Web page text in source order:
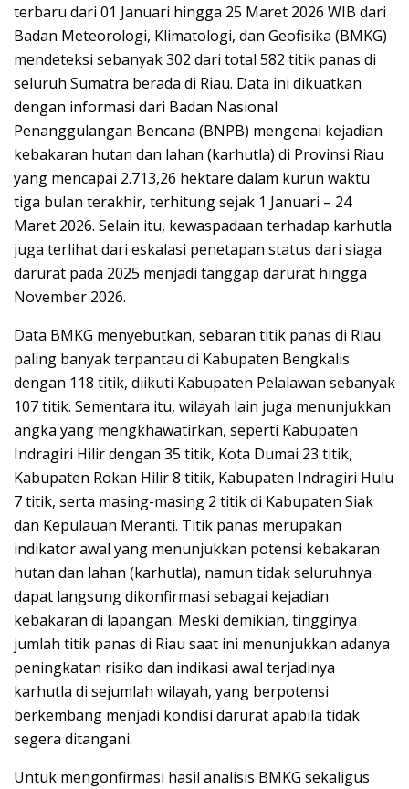
terbaru dari 01 Januari hingga 25 Maret 2026 WIB dari
Badan Meteorologi, Klimatologi, dan Geofisika (BMKG)
mendeteksi sebanyak 302 dari total 582 titik panas di
seluruh Sumatra berada di Riau. Data ini dikuatkan
dengan informasi dari Badan Nasional
Penanggulangan Bencana (BNPB) mengenai kejadian
kebakaran hutan dan lahan (karhutla) di Provinsi Riau
yang mencapai 2.713,26 hektare dalam kurun waktu
tiga bulan terakhir, terhitung sejak 1 Januari – 24
Maret 2026. Selain itu, kewaspadaan terhadap karhutla
juga terlihat dari eskalasi penetapan status dari siaga
darurat pada 2025 menjadi tanggap darurat hingga
November 2026.
Data BMKG menyebutkan, sebaran titik panas di Riau
paling banyak terpantau di Kabupaten Bengkalis
dengan 118 titik, diikuti Kabupaten Pelalawan sebanyak
107 titik. Sementara itu, wilayah lain juga menunjukkan
angka yang mengkhawatirkan, seperti Kabupaten
Indragiri Hilir dengan 35 titik, Kota Dumai 23 titik,
Kabupaten Rokan Hilir 8 titik, Kabupaten Indragiri Hulu
7 titik, serta masing-masing 2 titik di Kabupaten Siak
dan Kepulauan Meranti. Titik panas merupakan
indikator awal yang menunjukkan potensi kebakaran
hutan dan lahan (karhutla), namun tidak seluruhnya
dapat langsung dikonfirmasi sebagai kejadian
kebakaran di lapangan. Meski demikian, tingginya
jumlah titik panas di Riau saat ini menunjukkan adanya
peningkatan risiko dan indikasi awal terjadinya
karhutla di sejumlah wilayah, yang berpotensi
berkembang menjadi kondisi darurat apabila tidak
segera ditangani.
Untuk mengonfirmasi hasil analisis BMKG sekaligus